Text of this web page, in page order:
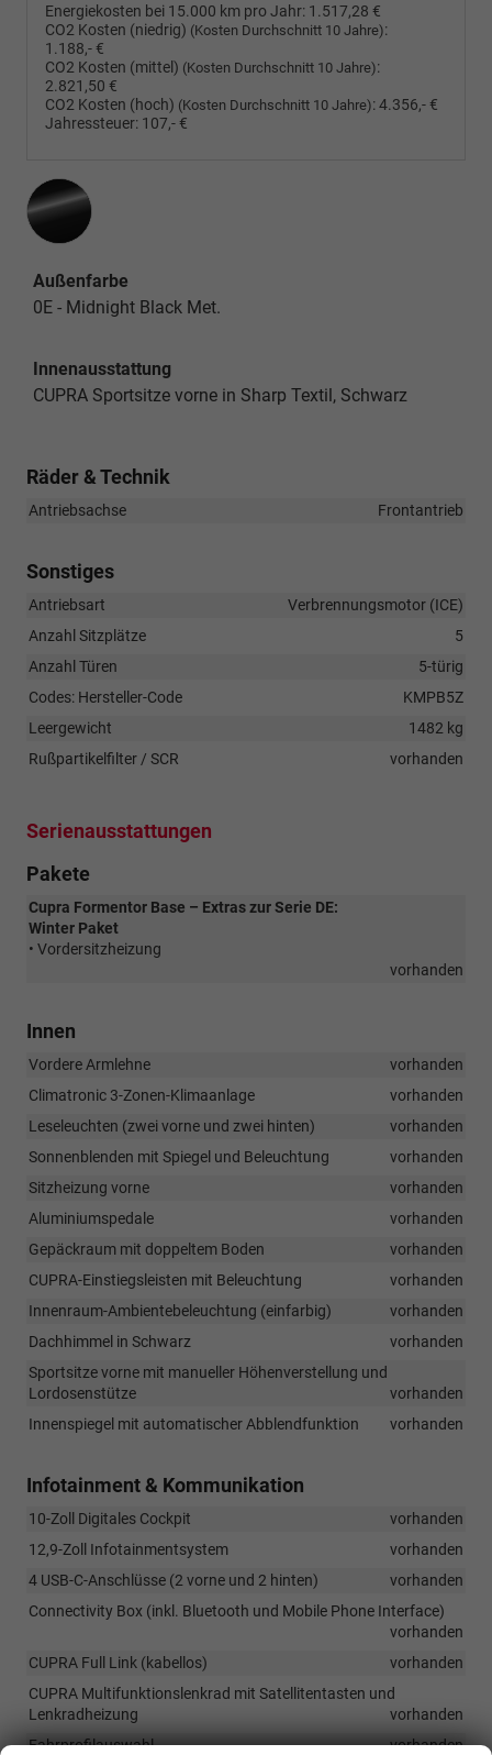
Energiekosten bei 15.000 km pro Jahr: 1.517,28 €
CO2 Kosten (niedrig) (Kosten Durchschnitt 10 Jahre):
1.188,- €
CO2 Kosten (mittel) (Kosten Durchschnitt 10 Jahre):
2.821,50 €
CO2 Kosten (hoch) (Kosten Durchschnitt 10 Jahre):4.356,- €
Jahressteuer: 107,- €
Außenfarbe
0E - Midnight Black Met.
Innenausstattung
CUPRA Sportsitze vorne in Sharp Textil, Schwarz
Räder & Technik
Antriebsachse Frontantrieb
Sonstiges
Antriebsart
Verbrennungsmotor (ICE)
Anzahl Sitzplätze
5
Anzahl Türen
5-türig
Codes: Hersteller-Code
KMPB5Z
Leergewicht
1482 kg
Rußpartikelfilter / SCR
vorhanden
Serienausstattungen
Pakete
Cupra Formentor Base – Extras zur Serie DE:
Winter Paket
• Vordersitzheizung
vorhanden
Innen
Vordere Armlehne
vorhanden
Climatronic 3-Zonen-Klimaanlage
vorhanden
Leseleuchten (zwei vorne und zwei hinten)
vorhanden
Sonnenblenden mit Spiegel und Beleuchtung
vorhanden
Sitzheizung vorne
vorhanden
Aluminiumspedale
vorhanden
Gepäckraum mit doppeltem Boden
vorhanden
CUPRA-Einstiegsleisten mit Beleuchtung
vorhanden
Innenraum-Ambientebeleuchtung (einfarbig)
vorhanden
Dachhimmel in Schwarz
vorhanden
Sportsitze vorne mit manueller Höhenverstellung und
Lordosenstütze
vorhanden
Innenspiegel mit automatischer Abblendfunktion
vorhanden
Infotainment & Kommunikation
10-Zoll Digitales Cockpit
vorhanden
12,9-Zoll Infotainmentsystem
vorhanden
4 USB-C-Anschlüsse (2 vorne und 2 hinten)
vorhanden
Connectivity Box (inkl. Bluetooth und Mobile Phone Interface)
vorhanden
CUPRA Full Link (kabellos)
vorhanden
CUPRA Multifunktionslenkrad mit Satellitentasten und
Lenkradheizung
vorhanden
Fahrprofilauswahl
vorhanden